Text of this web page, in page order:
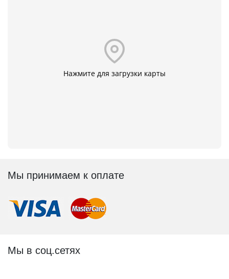
Нажмите для загрузки карты
Мы принимаем к оплате
Мы в соц.сетях